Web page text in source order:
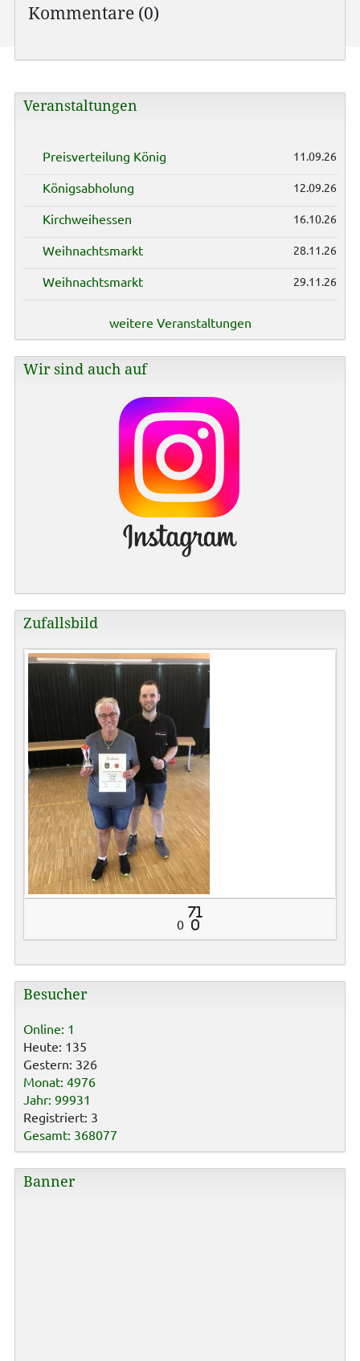
Kommentare (0)
Veranstaltungen
Preisverteilung König 11.09.26
Königsabholung 12.09.26
Kirchweihessen 16.10.26
Weihnachtsmarkt 28.11.26
Weihnachtsmarkt 29.11.26
weitere Veranstaltungen
Wir sind auch auf
Zufallsbild
0
71
0
Besucher
Online: 1
Heute: 135
Gestern: 326
Monat: 4976
Jahr: 99931
Registriert: 3
Gesamt: 368077
Banner